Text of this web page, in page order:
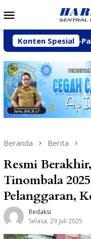
ke
Mobile
Konten Spesial
Palapi Kembali
Beranda Berita
Resmi
Tinombala
Pelanggaran,
Redaksi
Selasa, 29 Juli 2025